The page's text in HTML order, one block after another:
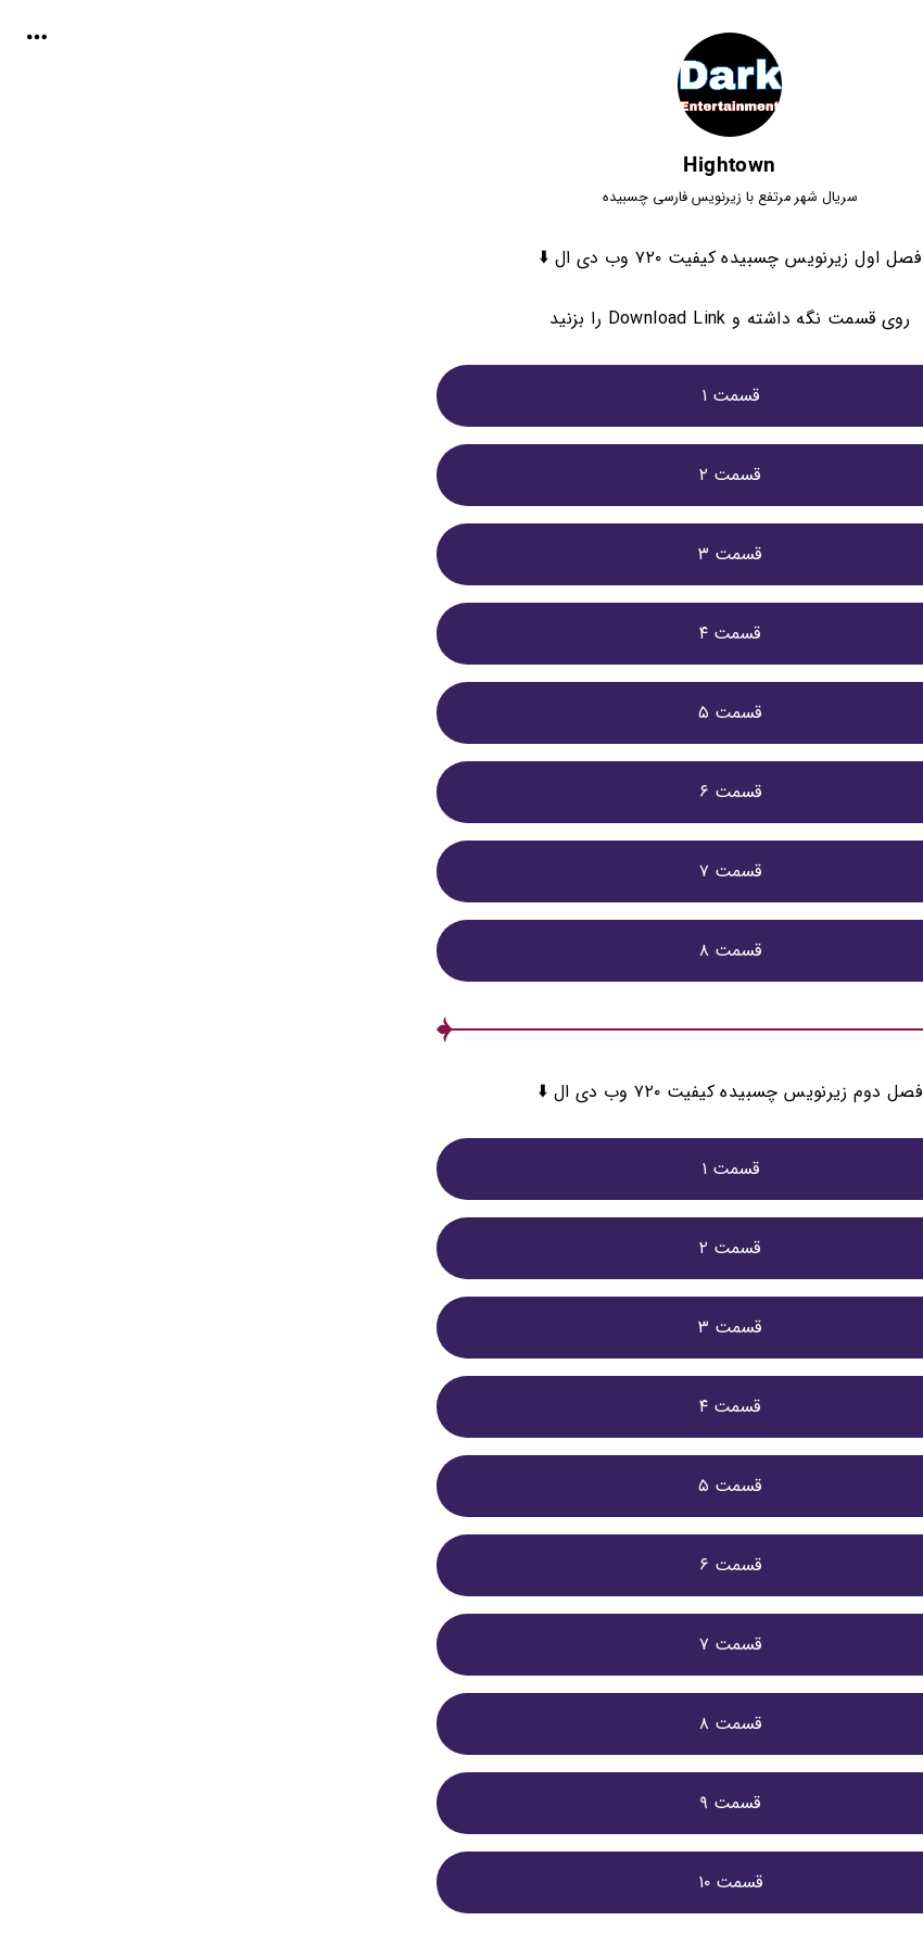
Hightown
سریال شهر مرتفع با زیرنویس فارسی چسبیده
فصل اول زیرنویس چسبیده کیفیت ۷۲۰ وب دی ال ⬇️
روی قسمت نگه داشته و Download Link را بزنید
قسمت ۱
قسمت ۲
قسمت ۳
قسمت ۴
قسمت ۵
قسمت ۶
قسمت ۷
قسمت ۸
فصل دوم زیرنویس چسبیده کیفیت ۷۲۰ وب دی ال ⬇️
قسمت ۱
قسمت ۲
قسمت ۳
قسمت ۴
قسمت ۵
قسمت ۶
قسمت ۷
قسمت ۸
قسمت ۹
قسمت ۱۰